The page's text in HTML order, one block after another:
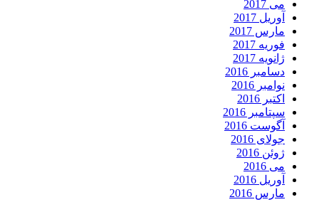
می 2017
آوریل 2017
مارس 2017
فوریه 2017
ژانویه 2017
دسامبر 2016
نوامبر 2016
اکتبر 2016
سپتامبر 2016
آگوست 2016
جولای 2016
ژوئن 2016
می 2016
آوریل 2016
مارس 2016